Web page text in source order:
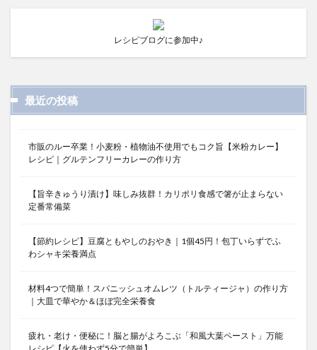
レシピブログに参加中♪
最近の投稿
市販のルー卒業！小麦粉・植物油不使用でもコク旨【米粉カレー】
レシピ｜グルテンフリーカレーの作り方
【旨辛きゅうり漬け】味しみ抜群！カリポリ食感で箸が止まらない
定番常備菜
【節約レシピ】豆腐ともやしのおやき｜1個45円！包丁いらずでふ
わシャキ栄養満点
材料4つで簡単！スパニッシュオムレツ（トルティージャ）の作り方
｜大皿で華やか＆ほぼ完全栄養食
疲れ・老け・便秘に！脳と腸がよろこぶ「和風大葉ペースト」万能